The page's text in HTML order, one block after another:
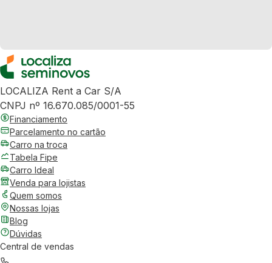
LOCALIZA Rent a Car S/A
CNPJ nº 16.670.085/0001-55
Financiamento
Parcelamento no cartão
Carro na troca
Tabela Fipe
Carro Ideal
Venda para lojistas
Quem somos
Nossas lojas
Blog
Dúvidas
Central de vendas